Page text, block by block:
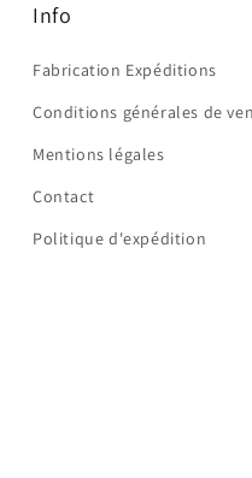
Info
Fabrication Expéditions
Conditions générales de
Mentions légales
Contact
Politique d'expédition